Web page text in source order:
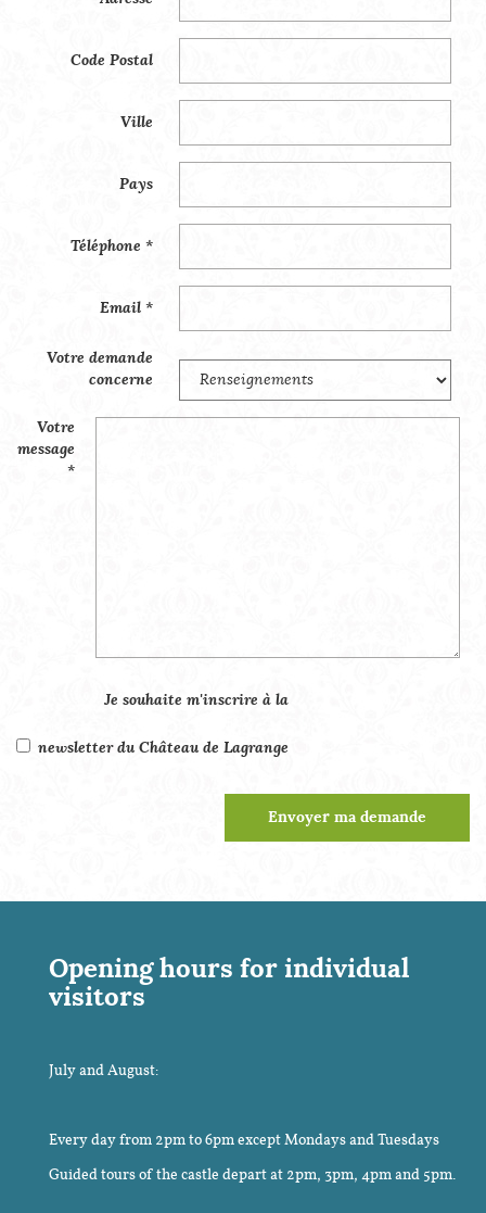
Code Postal
Ville
Pays
Téléphone *
Email *
Votre demande
concerne
Votre
message
*
Je souhaite m'inscrire à la
newsletter du Château de Lagrange
Opening hours for individual
visitors
July and August:
Every day from 2pm to 6pm except Mondays and Tuesdays
Guided tours of the castle depart at 2pm, 3pm, 4pm and 5pm.